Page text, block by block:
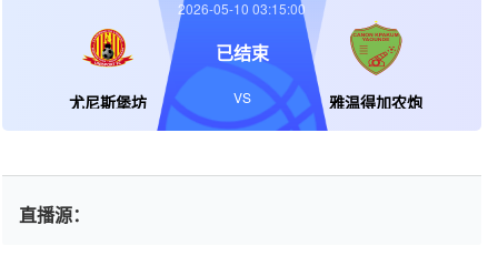
尤尼斯堡坊 雅温得加农炮
2026-05-10 03:15:00
已结束
VS
直播源：